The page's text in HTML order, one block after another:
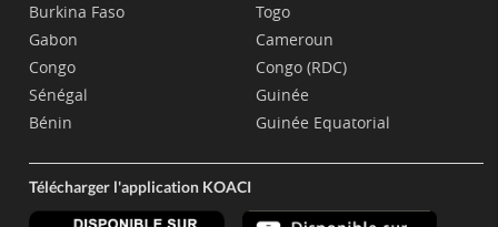
Burkina Faso
Gabon
Congo
Sénégal
Bénin
Togo
Cameroun
Congo (RDC)
Guinée
Guinée Equatorial
Télécharger l'application KOACI